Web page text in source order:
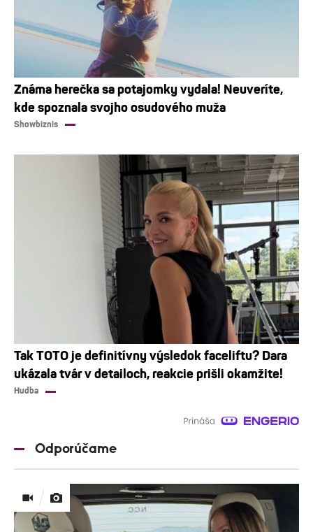
Známa herečka sa potajomky vydala! Neuveríte,
kde spoznala svojho osudového muža
Showbiznis
Tak TOTO je definitívny výsledok faceliftu? Dara
ukázala tvár v detailoch, reakcie prišli okamžite!
Hudba
Odporúčame